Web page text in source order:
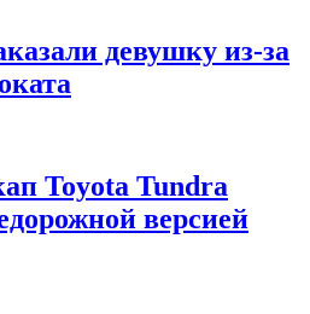
девушку из-за
Toyota Tundra
версией